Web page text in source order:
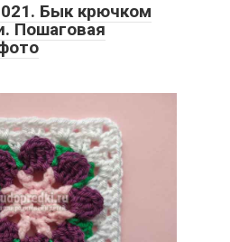
Бык крючком
Пошаговая